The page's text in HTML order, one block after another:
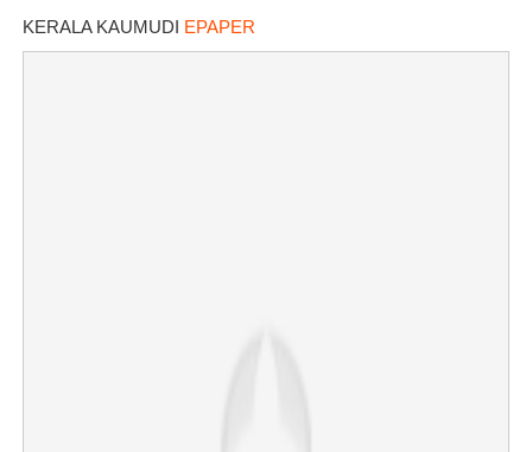
KERALA KAUMUDI EPAPER